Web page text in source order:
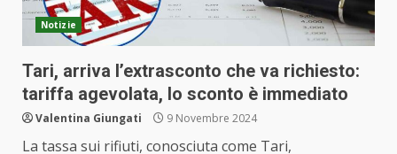
Notizie
Tari, arriva l’extrasconto che va richiesto:
tariffa agevolata, lo sconto è immediato
Valentina Giungati 9 Novembre 2024
La tassa sui rifiuti, conosciuta come Tari,